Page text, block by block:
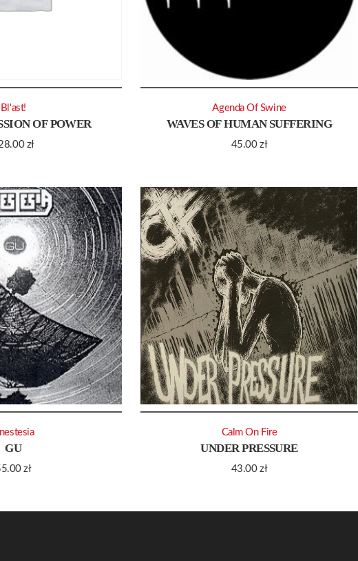
OF POWER
zł
Bl'ast!
WAVES OF HUMAN SUFFERING
45.00zł
Agenda Of Swine
GU
zł
UNDER PRESSURE
43.00zł
Calm On Fire